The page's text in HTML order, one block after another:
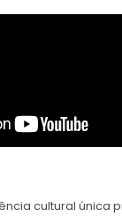
cultural única